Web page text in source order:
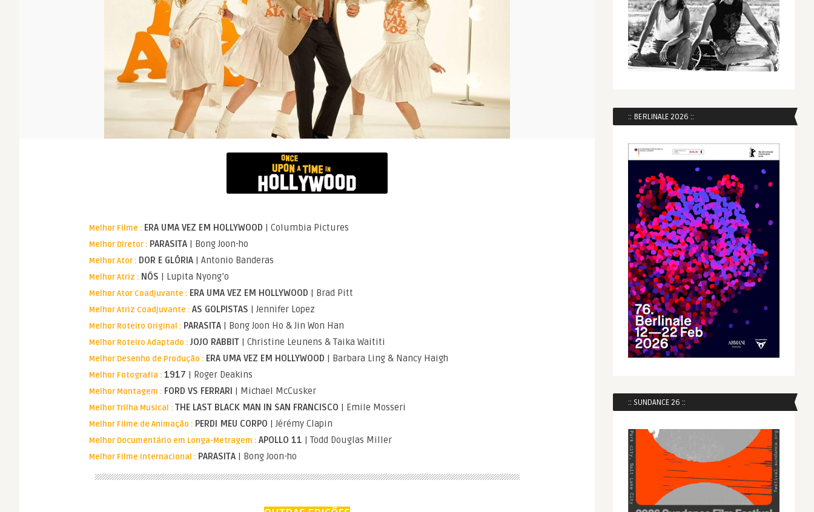
Melhor Filme : ERA UMA VEZ EM HOLLYWOOD | Columbia Pictures
Melhor Diretor : PARASITA | Bong Joon-ho
Melhor Ator : DOR E GLÓRIA | Antonio Banderas
Melhor Atriz : NÓS | Lupita Nyong’o
Melhor Ator Coadjuvante : ERA UMA VEZ EM HOLLYWOOD | Brad Pitt
Melhor Atriz Coadjuvante : AS GOLPISTAS | Jennifer Lopez
Melhor Roteiro Original : PARASITA | Bong Joon Ho & Jin Won Han
Melhor Roteiro Adaptado : JOJO RABBIT | Christine Leunens & Taika Waititi
Melhor Desenho de Produção : ERA UMA VEZ EM HOLLYWOOD | Barbara Ling & Nancy Haigh
Melhor Fotografia : 1917 | Roger Deakins
Melhor Montagem : FORD VS FERRARI | Michael McCusker
Melhor Trilha Musical : THE LAST BLACK MAN IN SAN FRANCISCO | Emile Mosseri
Melhor Filme de Animação : PERDI MEU CORPO | Jérémy Clapin
Melhor Documentário em Longa-Metragem : APOLLO 11 | Todd Douglas Miller
Melhor Filme Internacional : PARASITA | Bong Joon-ho
:: BERLINALE 2026 ::
:: SUNDANCE 26 ::